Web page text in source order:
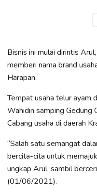
Bisnis ini mulai dirintis
memberi nama brand
Harapan.
Tempat usaha telur ayam
Wahidin samping Gedung
Cabang usaha di daerah
“Salah satu semangat
bercita-cita untuk
ungkap Arul, sambil
(01/06/2021).